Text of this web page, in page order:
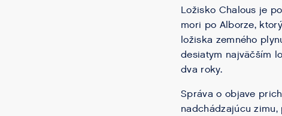
Ložisko Chalous je
mori po Alborze,
ložiska zemného
desiatym najväčším
dva roky.
Správa o objave
nadchádzajúcu